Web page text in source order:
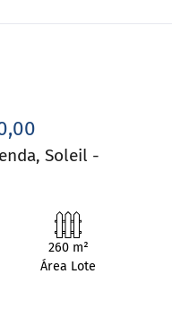
Soleil -
260 m²
Área Lote